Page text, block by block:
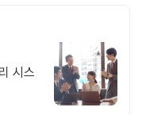
시스